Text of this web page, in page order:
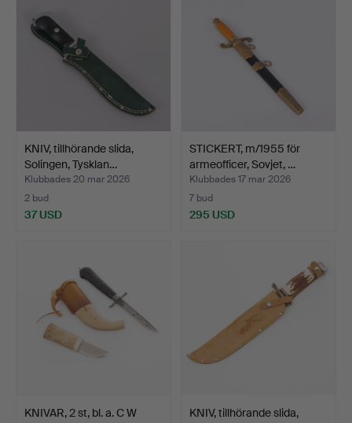
KNIV, tillhörande slida,
Solingen, Tysklan…
Klubbades 20 mar 2026
2 bud
37 USD
STICKERT, m/1955 för
armeofficer, Sovjet, …
Klubbades 17 mar 2026
7 bud
295 USD
KNIVAR, 2 st, bl. a. C W
KNIV, tillhörande slida,